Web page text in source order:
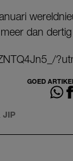
dan
GOED
JIP